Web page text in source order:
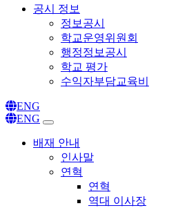
공시 정보
정보공시
학교운영위원회
행정정보공시
학교 평가
수익자부담교육비
ENG
ENG
배재 안내
인사말
연혁
연혁
역대 이사장